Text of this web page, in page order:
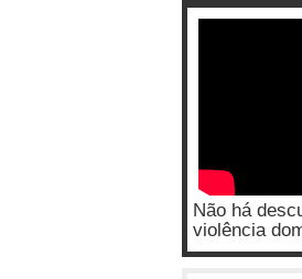
Não há
violência